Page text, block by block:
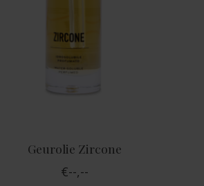
Geurolie Zircone
€--,--